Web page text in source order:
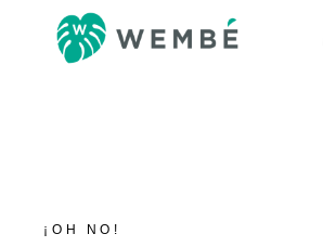
¡OH NO!
Nor